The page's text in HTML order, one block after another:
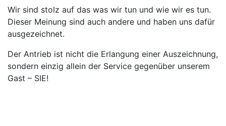
Wir sind stolz auf das was wir tun und wie wir es tun.
Dieser Meinung sind auch andere und haben uns dafür
ausgezeichnet.
Der Antrieb ist nicht die Erlangung einer Auszeichnung,
sondern einzig allein der Service gegenüber unserem
Gast – SIE!